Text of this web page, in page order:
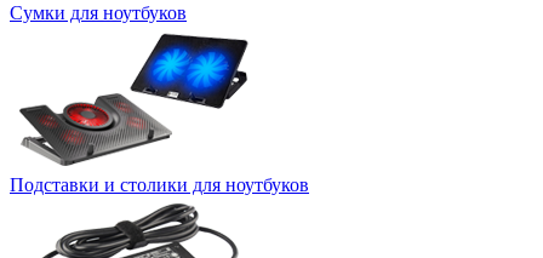
Сумки для ноутбуков
Подставки и столики для ноутбуков